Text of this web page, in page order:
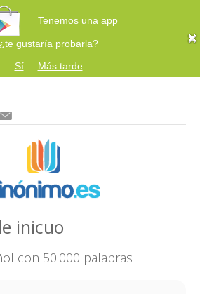
Tenemos una app
gustaría probarla?
Sí
Más tarde
inicuo
con 50.000 palabras